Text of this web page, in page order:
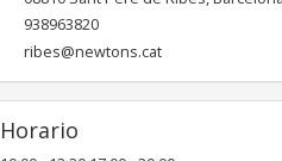
938963820
ribes@newtons.cat
Horario